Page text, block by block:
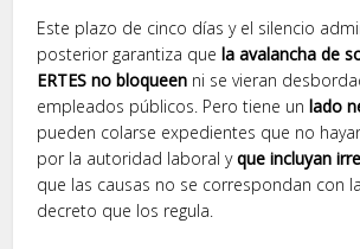
Este plazo de cinco días y el silencio
posterior garantiza quela avalancha de
ERTES no bloqueen ni se vieran
empleados públicos. Pero tiene unlado
pueden colarse expedientes que no
por la autoridad laboral yque incluyan
que las causas no se correspondan con
decreto que los regula.